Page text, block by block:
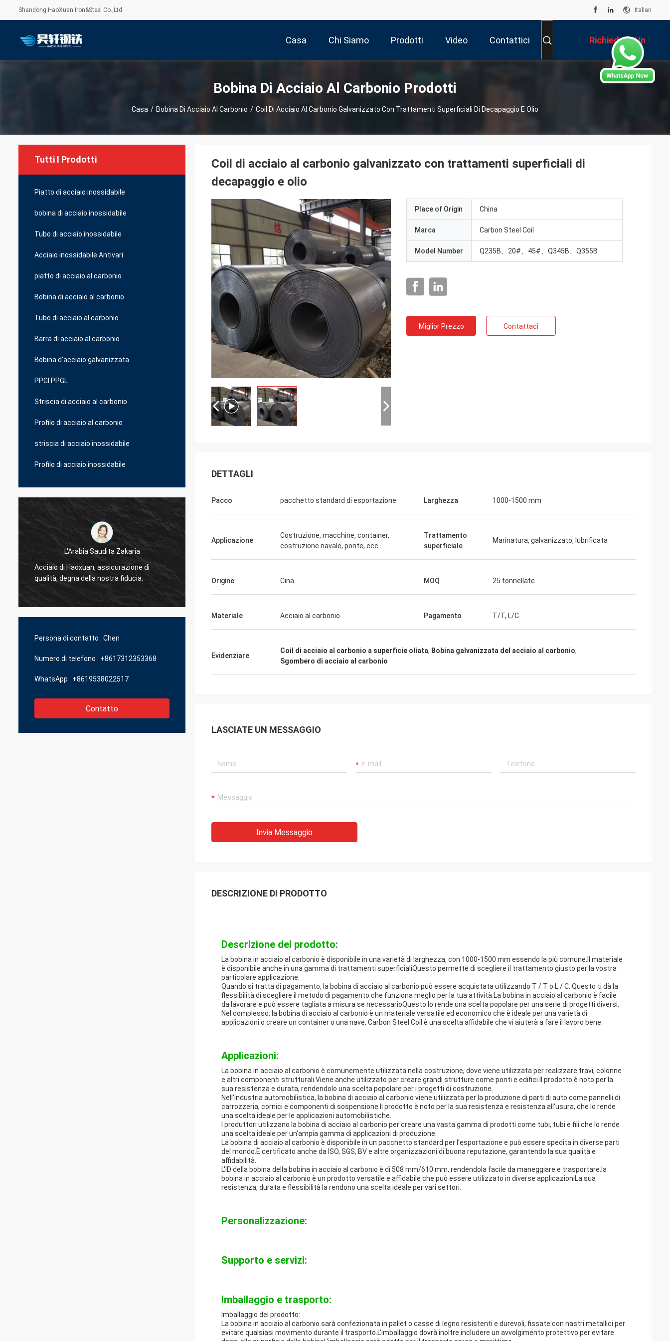
Shandong HaoXuan Iron&Steel Co.,Ltd Italian
Casa Chi Siamo Prodotti Video Contattici Richiedere Un
Preventivo
Bobina Di Acciaio Al Carbonio Prodotti
Casa / Bobina Di Acciaio Al Carbonio / Coil Di Acciaio Al Carbonio Galvanizzato Con Trattamenti Superficiali Di Decapaggio E Olio
Tutti I Prodotti
Piatto di acciaio inossidabile
bobina di acciaio inossidabile
Tubo di acciaio inossidabile
Acciaio inossidabile Antivari
piatto di acciaio al carbonio
Bobina di acciaio al carbonio
Tubo di acciaio al carbonio
Barra di acciaio al carbonio
Bobina d'acciaio galvanizzata
PPGI PPGL
Striscia di acciaio al carbonio
Profilo di acciaio al carbonio
striscia di acciaio inossidabile
Profilo di acciaio inossidabile
L'Arabia Saudita Zakaria
Acciaio di Haoxuan, assicurazione di
qualità, degna della nostra fiducia.
L'Arabia Saudita Zakaria
qualità, degna della nostra fiducia.
Persona di contatto : Chen
Numero di telefono : +8617312353368
WhatsApp : +8619538022517
Contatto
Coil di acciaio al carbonio galvanizzato con trattamenti superficiali di
decapaggio e olio
Place of Origin China
Marca Carbon Steel Coil
Model Number Q235B、20#、45#、Q345B、Q355B
Miglior Prezzo Contattaci
DETTAGLI
Pacco pacchetto standard di esportazione Larghezza 1000-1500 mm
Applicazione
Costruzione, macchine, container,
costruzione navale, ponte, ecc.
Trattamento
superficiale
Marinatura, galvanizzato, lubrificata
Origine Cina MOQ 25 tonnellate
Materiale Acciaio al carbonio Pagamento T/T, L/C
Evidenziare
Coil di acciaio al carbonio a superficie oliata, Bobina galvanizzata del acciaio al carbonio,
Sgombero di acciaio al carbonio
LASCIATE UN MESSAGGIO
Invia Messaggio
DESCRIZIONE DI PRODOTTO
Descrizione del prodotto:
La bobina in acciaio al carbonio è disponibile in una varietà di larghezza, con 1000-1500 mm essendo la più comune.Il materiale
è disponibile anche in una gamma di trattamenti superficialiQuesto permette di scegliere il trattamento giusto per la vostra
particolare applicazione.
Quando si tratta di pagamento, la bobina di acciaio al carbonio può essere acquistata utilizzando T / T o L / C. Questo ti dà la
flessibilità di scegliere il metodo di pagamento che funziona meglio per la tua attività.La bobina in acciaio al carbonio è facile
da lavorare e può essere tagliata a misura se necessarioQuesto lo rende una scelta popolare per una serie di progetti diversi.
Nel complesso, la bobina di acciaio al carbonio è un materiale versatile ed economico che è ideale per una varietà di
applicazioni.o creare un container o una nave, Carbon Steel Coil è una scelta affidabile che vi aiuterà a fare il lavoro bene.
Applicazioni:
La bobina in acciaio al carbonio è comunemente utilizzata nella costruzione, dove viene utilizzata per realizzare travi, colonne
e altri componenti strutturali.Viene anche utilizzato per creare grandi strutture come ponti e edifici.Il prodotto è noto per la
sua resistenza e durata, rendendolo una scelta popolare per i progetti di costruzione.
Nell'industria automobilistica, la bobina di acciaio al carbonio viene utilizzata per la produzione di parti di auto come pannelli di
carrozzeria, cornici e componenti di sospensione.Il prodotto è noto per la sua resistenza e resistenza all'usura, che lo rende
una scelta ideale per le applicazioni automobilistiche.
I produttori utilizzano la bobina di acciaio al carbonio per creare una vasta gamma di prodotti come tubi, tubi e fili.che lo rende
una scelta ideale per un'ampia gamma di applicazioni di produzione.
La bobina di acciaio al carbonio è disponibile in un pacchetto standard per l'esportazione e può essere spedita in diverse parti
del mondo.È certificato anche da ISO, SGS, BV e altre organizzazioni di buona reputazione, garantendo la sua qualità e
affidabilità.
L'ID della bobina della bobina in acciaio al carbonio è di 508 mm/610 mm, rendendola facile da maneggiare e trasportare.la
bobina in acciaio al carbonio è un prodotto versatile e affidabile che può essere utilizzato in diverse applicazioniLa sua
resistenza, durata e flessibilità la rendono una scelta ideale per vari settori.
Personalizzazione:
Supporto e servizi:
Imballaggio e trasporto:
Imballaggio del prodotto:
La bobina in acciaio al carbonio sarà confezionata in pallet o casse di legno resistenti e durevoli, fissate con nastri metallici per
evitare qualsiasi movimento durante il trasporto.L'imballaggio dovrà inoltre includere un avvolgimento protettivo per evitare